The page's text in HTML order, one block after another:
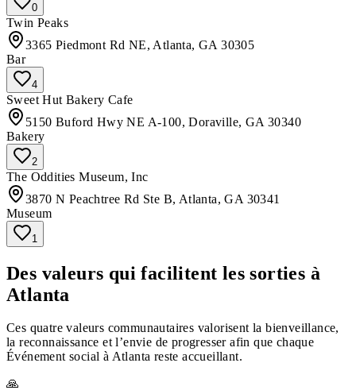
0
Twin Peaks
3365 Piedmont Rd NE, Atlanta, GA 30305
Bar
4
Sweet Hut Bakery Cafe
5150 Buford Hwy NE A-100, Doraville, GA 30340
Bakery
2
The Oddities Museum, Inc
3870 N Peachtree Rd Ste B, Atlanta, GA 30341
Museum
1
Des valeurs qui facilitent les sorties à
Atlanta
Ces quatre valeurs communautaires valorisent la bienveillance,
la reconnaissance et l’envie de progresser afin que chaque
Événement social à Atlanta reste accueillant.
🙏